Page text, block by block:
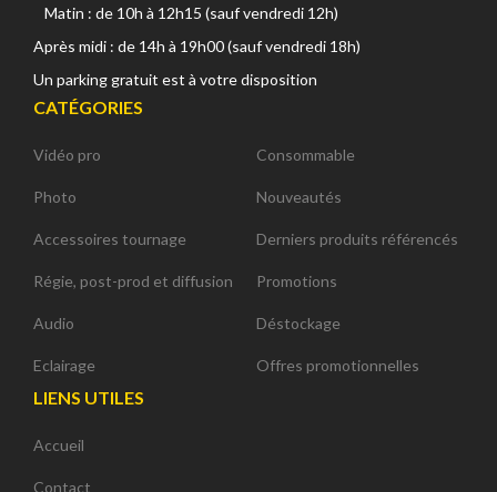
Matin : de 10h à 12h15 (sauf vendredi 12h)
Après midi : de 14h à 19h00 (sauf vendredi 18h)
Un parking gratuit est à votre disposition
CATÉGORIES
Vidéo pro
Photo
Accessoires tournage
Régie, post-prod et diffusion
Audio
Eclairage
Consommable
Nouveautés
Derniers produits référencés
Promotions
Déstockage
Offres promotionnelles
LIENS UTILES
Accueil
Contact